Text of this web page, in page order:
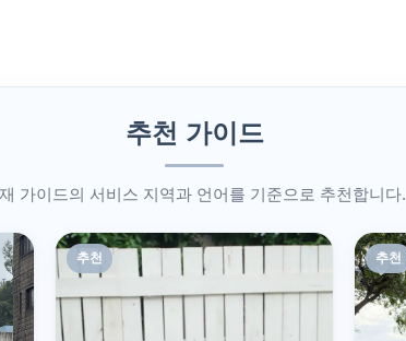
추천 가이드
가이드의 서비스 지역과 언어를 기준으로 추천합니다.
추천 추천